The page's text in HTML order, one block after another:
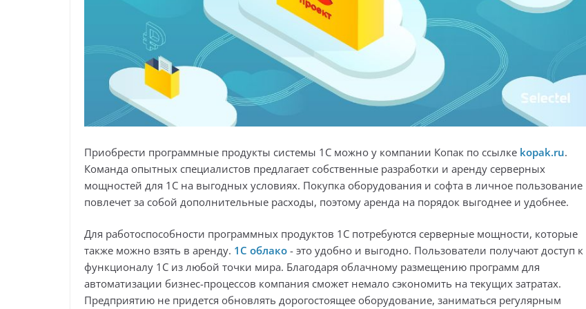
Приобрести программные продукты системы 1С можно у компании Копак по ссылке kopak.ru.
Команда опытных специалистов предлагает собственные разработки и аренду серверных
мощностей для 1С на выгодных условиях. Покупка оборудования и софта в личное пользование
повлечет за собой дополнительные расходы, поэтому аренда на порядок выгоднее и удобнее.
Для работоспособности программных продуктов 1С потребуются серверные мощности, которые
также можно взять в аренду. 1С облако - это удобно и выгодно. Пользователи получают доступ к
функционалу 1С из любой точки мира. Благодаря облачному размещению программ для
автоматизации бизнес-процессов компания сможет немало сэкономить на текущих затратах.
Предприятию не придется обновлять дорогостоящее оборудование, заниматься регулярным